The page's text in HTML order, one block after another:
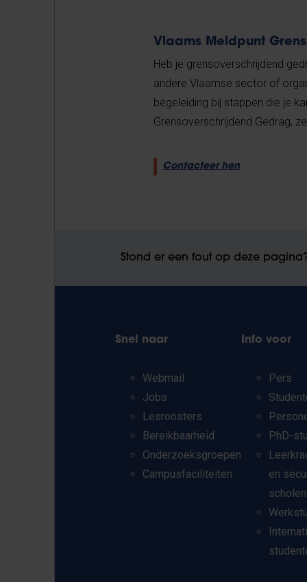
Vlaams Meldpunt
Heb je grensoverschrijdend
andere Vlaamse sector of
begeleiding bij stappen die je
Grensoverschrijdend Gedrag,
Contacteer hen
Stond er een fout op deze
Snel naar
Webmail
Jobs
Lesroosters
Bereikbaarheid
Onderzoeksgroepen
Campusfaciliteiten
Info voor
Pers
PhD-
en
scholen